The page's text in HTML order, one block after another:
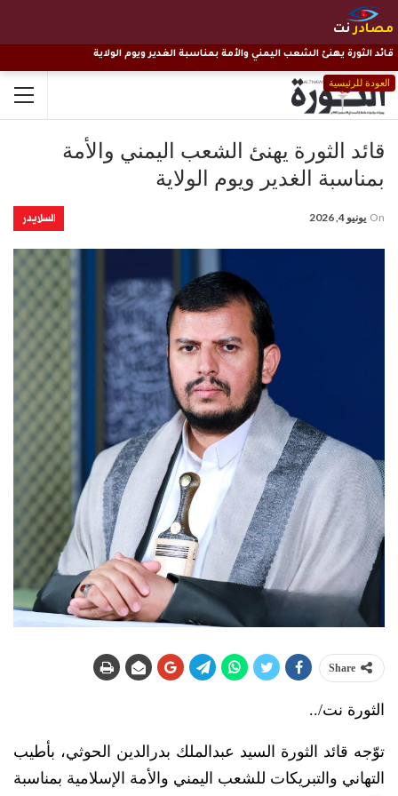
مصادرنت
العودة للرئيسية
قائد الثورة يهنئ الشعب اليمني والأمة بمناسبة الغدير ويوم الولاية